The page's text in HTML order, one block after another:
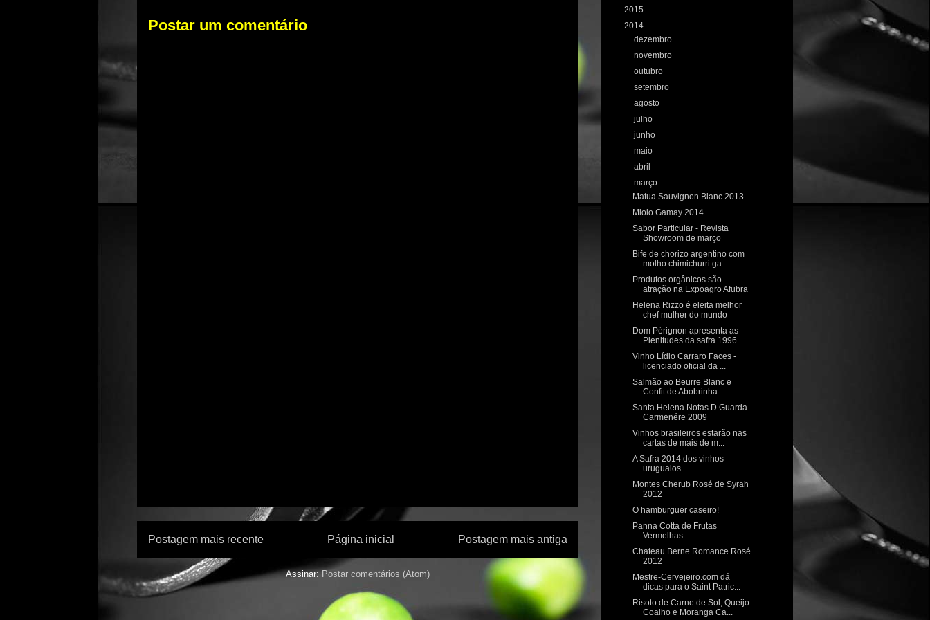
Postar um comentário
Postagem mais recente Postagem mais antiga
Página inicial
Assinar: Postar comentários (Atom)
2015
2014
►dezembro
►novembro
►outubro
►setembro
►agosto
►julho
►junho
►maio
►abril
▼março
Matua Sauvignon Blanc 2013
Miolo Gamay 2014
Sabor Particular - Revista
Showroom de março
Bife de chorizo argentino com
molho chimichurri ga...
Produtos orgânicos são
atração na Expoagro Afubra
Helena Rizzo é eleita melhor
chef mulher do mundo
Dom Pérignon apresenta as
Plenitudes da safra 1996
Vinho Lídio Carraro Faces -
licenciado oficial da ...
Salmão ao Beurre Blanc e
Confit de Abobrinha
Santa Helena Notas D Guarda
Carmenére 2009
Vinhos brasileiros estarão nas
cartas de mais de m...
A Safra 2014 dos vinhos
uruguaios
Montes Cherub Rosé de Syrah
2012
O hamburguer caseiro!
Panna Cotta de Frutas
Vermelhas
Chateau Berne Romance Rosé
2012
Mestre-Cervejeiro.com dá
dicas para o Saint Patric...
Risoto de Carne de Sol, Queijo
Coalho e Moranga Ca...